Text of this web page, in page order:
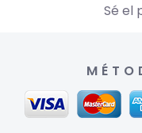
Sé el